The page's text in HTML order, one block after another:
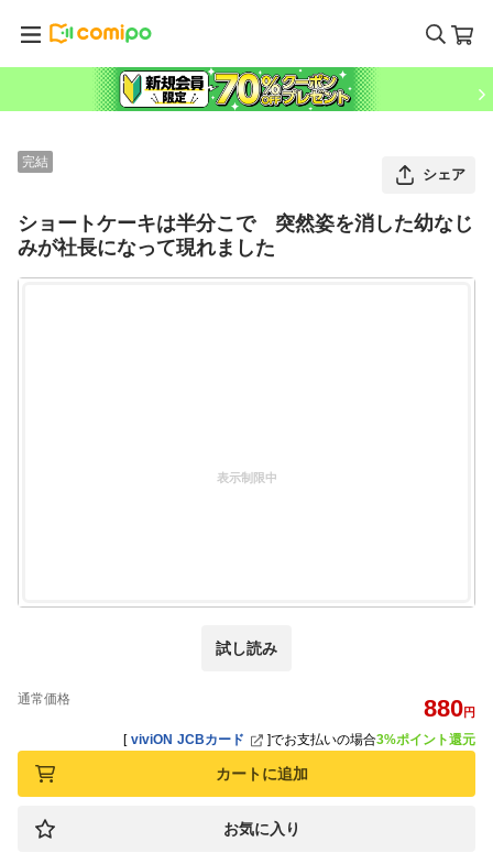
完結
シェア
ショートケーキは半分こで 突然姿を消した幼なじ
みが社長になって現れました
表示制限中
試し読み
通常価格 880円
[ viviON JCBカード ]でお支払いの場合3%ポイント還元
カートに追加
お気に入り